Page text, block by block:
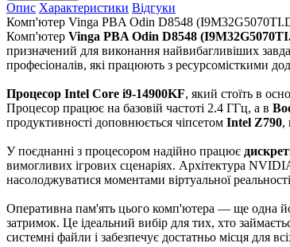
Опис Характеристики Відгуки
Комп'ютер Vinga PBA Odin D8548
Комп'ютер Vinga PBA Odin D8548
призначений для виконання найвибагливіших
професіоналів, які працюють з ресурсомісткими
Процесор Intel Core i9-14900KF, який стоїть в
Процесор працює на базовій частоті 2.4 ГГц, а в
продуктивності доповнюється чіпсетом Intel Z790,
У поєднанні з процесором надійно працює
вимогливих ігрових сценаріях. Архітектура
насолоджуватися моментами віртуальної
Оперативна пам'ять цього комп'ютера — ще одна
затримок. Це ідеальний вибір для тих, хто
системні файли і забезпечує достатньо місця для